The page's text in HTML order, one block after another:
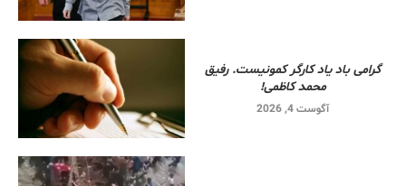
گرامی باد یاد کارگر کمونیست. رفیق
محمد کاظمی!
آگوست 4, 2026